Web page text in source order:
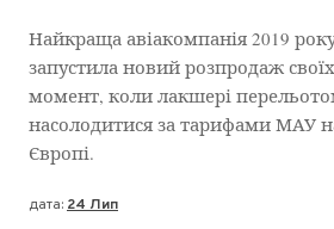
Найкраща авіакомпанія 2019
запустила новий розпродаж
момент, коли лакшері
насолодитися за тарифами МАУ
Європі.
дата: 24 Лип